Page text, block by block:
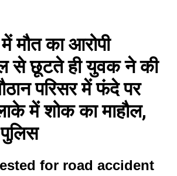
मौत का आरोपी
से छूटते ही युवक ने की
परिसर में फंदे पर
में शोक का माहौल,
for road accident